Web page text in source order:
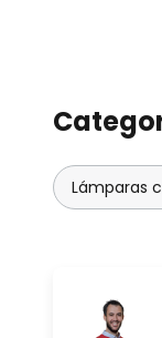
Lámparas